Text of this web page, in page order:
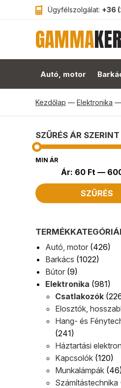
Ügyfélszolgálat: +36
GAMMAKER
Autó, motor
Kezdőlap — Elektronika —
SZŰRÉS ÁR SZERINT
MIN ÁR
SZŰRÉS
Ár: 60 Ft—
Autó, motor (426)
Barkács (1022)
Bútor (9)
Elektronika (981)
Csatlakozók
Elosztók,
Hang- és
(241)
Háztartási
Kapcsolók (120)
Munkalámpák
Számítástechnika